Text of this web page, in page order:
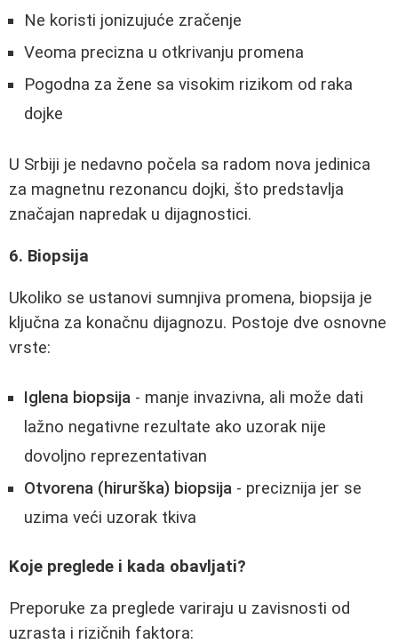
Ne koristi jonizujuće zračenje
Veoma precizna u otkrivanju promena
Pogodna za žene sa visokim rizikom od raka
dojke
U Srbiji je nedavno počela sa radom nova jedinica
za magnetnu rezonancu dojki, što predstavlja
značajan napredak u dijagnostici.
6. Biopsija
Ukoliko se ustanovi sumnjiva promena, biopsija je
ključna za konačnu dijagnozu. Postoje dve osnovne
vrste:
Iglena biopsija - manje invazivna, ali može dati
lažno negativne rezultate ako uzorak nije
dovoljno reprezentativan
Otvorena (hirurška) biopsija - preciznija jer se
uzima veći uzorak tkiva
Koje preglede i kada obavljati?
Preporuke za preglede variraju u zavisnosti od
uzrasta i rizičnih faktora: